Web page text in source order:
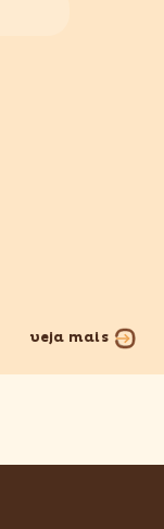
veja mais